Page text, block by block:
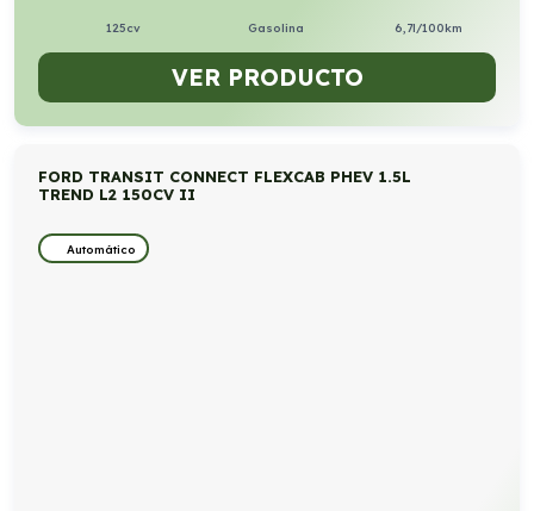
125cv Gasolina 6,7l/100km
VER PRODUCTO
FORD TRANSIT CONNECT FLEXCAB PHEV 1.5L
TREND L2 150CV II
Automático